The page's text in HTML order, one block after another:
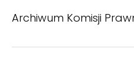
Archiwum Komisji